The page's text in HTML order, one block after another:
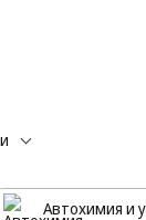
Автохимия и